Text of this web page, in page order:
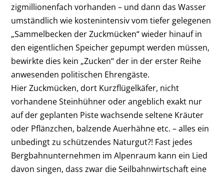
zigmillionenfach vorhanden – und dann das Wasser
umständlich wie kostenintensiv vom tiefer gelegenen
„Sammelbecken der Zuckmücken“ wieder hinauf in
den eigentlichen Speicher gepumpt werden müssen,
bewirkte dies kein „Zucken“ der in der erster Reihe
anwesenden politischen Ehrengäste.
Hier Zuckmücken, dort Kurzflügelkäfer, nicht
vorhandene Steinhühner oder angeblich exakt nur
auf der geplanten Piste wachsende seltene Kräuter
oder Pflänzchen, balzende Auerhähne etc. – alles ein
unbedingt zu schützendes Naturgut?! Fast jedes
Bergbahnunternehmen im Alpenraum kann ein Lied
davon singen, dass zwar die Seilbahnwirtschaft eine